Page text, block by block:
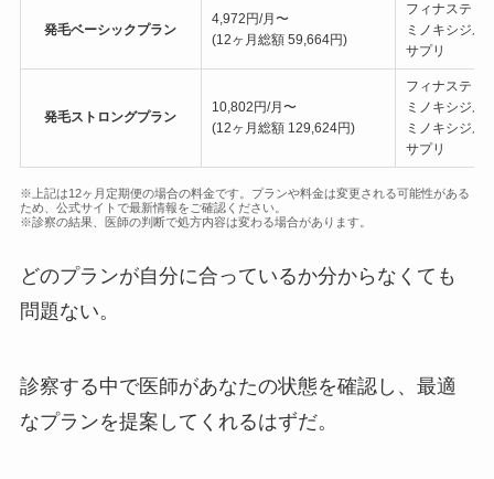
発毛ベーシックプラン
4,972円/月〜
(12ヶ月総額 59,664円)
フィナステリ
ミノキシジル
サプリ
発毛ストロングプラン
10,802円/月〜
(12ヶ月総額 129,624円)
フィナステリ
ミノキシジル
ミノキシジル
サプリ
※上記は12ヶ月定期便の場合の料金です。プランや料金は変更される可能性がある
ため、公式サイトで最新情報をご確認ください。
※診察の結果、医師の判断で処方内容は変わる場合があります。
どのプランが自分に合っているか分からなくても
問題ない。
診察する中で医師があなたの状態を確認し、最適
なプランを提案してくれるはずだ。